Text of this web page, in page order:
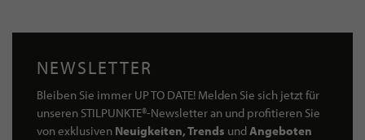
NEWSLETTER
Bleiben Sie immer UP TO DATE! Melden Sie sich jetzt für
unseren STILPUNKTE®-Newsletter an und profitieren Sie
von exklusiven Neuigkeiten, Trends undAngeboten